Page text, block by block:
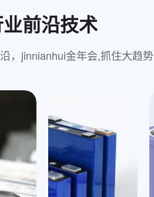
前沿技术
，jinnianhui金年会,抓住大趋